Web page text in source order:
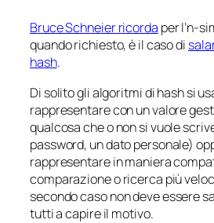
Bruce Schneier ricorda per l’n-
quando richiesto, è il caso di
hash.
Di solito gli algoritmi di hash si
rappresentare con un valore
qualcosa che o non si vuole
password, un dato personale)
rappresentare in maniera
comparazione o ricerca più
secondo caso non deve essere
tutti a capire il motivo.